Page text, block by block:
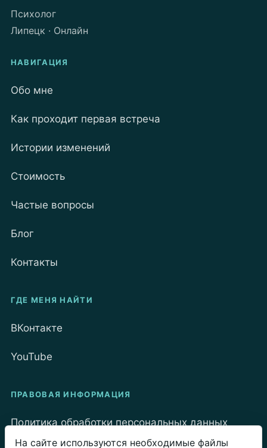
Психолог
Липецк · Онлайн
НАВИГАЦИЯ
Обо мне
Как проходит первая встреча
Истории изменений
Стоимость
Частые вопросы
Блог
Контакты
ГДЕ МЕНЯ НАЙТИ
ВКонтакте
YouTube
ПРАВОВАЯ ИНФОРМАЦИЯ
Политика обработки персональных данных
На сайте используются необходимые файлы